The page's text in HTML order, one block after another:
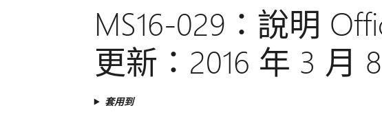
MS16-029：說明
更新：2016 年 3 月
套用到